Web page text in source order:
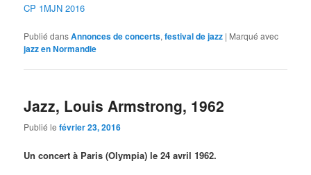
CP 1MJN 2016
Publié dansAnnonces de concerts,festival de jazz | Marqué avec
jazz en Normandie
Jazz, Louis Armstrong, 1962
Publié lefévrier 23, 2016
Un concert à Paris (Olympia) le 24 avril 1962.